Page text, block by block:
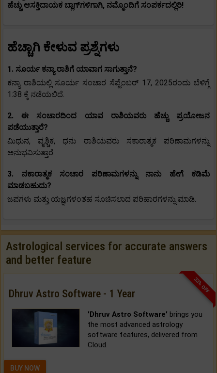
ಹೆಚ್ಚು ಆಸಕ್ತಿದಾಯಕ ಬ್ಲಾಗ್‌ಗಳಿಗಾಗಿ, ನಮ್ಮೊಂದಿಗೆ ಸಂಪರ್ಕದಲ್ಲಿರಿ!
ಹೆಚ್ಚಾಗಿ ಕೇಳುವ ಪ್ರಶ್ನೆಗಳು
1. ಸೂರ್ಯ ಕನ್ಯಾ ರಾಶಿಗೆ ಯಾವಾಗ ಸಾಗುತ್ತಾನೆ?
ಕನ್ಯಾ ರಾಶಿಯಲ್ಲಿ ಸೂರ್ಯ ಸಂಚಾರ ಸೆಪ್ಟೆಂಬರ್ 17, 2025ರಂದು ಬೆಳಿಗ್ಗೆ
1:38 ಕ್ಕೆ ನಡೆಯಲಿದೆ.
2. ಈ ಸಂಚಾರದಿಂದ ಯಾವ ರಾಶಿಯವರು ಹೆಚ್ಚು ಪ್ರಯೋಜನ
ಪಡೆಯುತ್ತಾರೆ?
ಮಿಥುನ, ವೃಶ್ಚಿಕ, ಧನು ರಾಶಿಯವರು ಸಕಾರಾತ್ಮಕ ಪರಿಣಾಮಗಳನ್ನು
ಅನುಭವಿಸುತ್ತಾರೆ.
3. ನಕಾರಾತ್ಮಕ ಸಂಚಾರ ಪರಿಣಾಮಗಳನ್ನು ನಾನು ಹೇಗೆ ಕಡಿಮೆ
ಮಾಡಬಹುದು?
ಜಪಗಳು ಮತ್ತು ಯಜ್ಞಗಳಂತಹ ಸೂಚಿಸಲಾದ ಪರಿಹಾರಗಳನ್ನು ಮಾಡಿ.
Astrological services for accurate answers
and better feature
33% OFF
Dhruv Astro Software - 1 Year
'Dhruv Astro Software' brings you
the most advanced astrology
software features, delivered from
Cloud.
BUY NOW